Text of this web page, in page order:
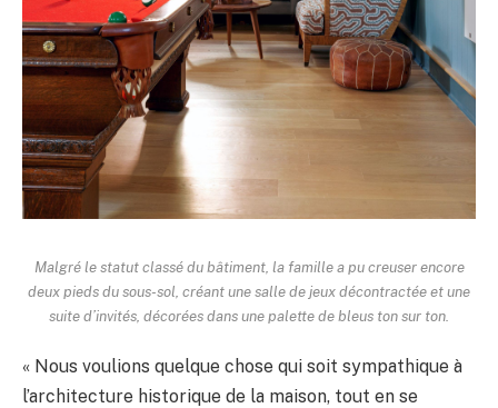
Malgré le statut classé du bâtiment, la famille a pu creuser encore
deux pieds du sous-sol, créant une salle de jeux décontractée et une
suite d’invités, décorées dans une palette de bleus ton sur ton.
« Nous voulions quelque chose qui soit sympathique à
l’architecture historique de la maison, tout en se